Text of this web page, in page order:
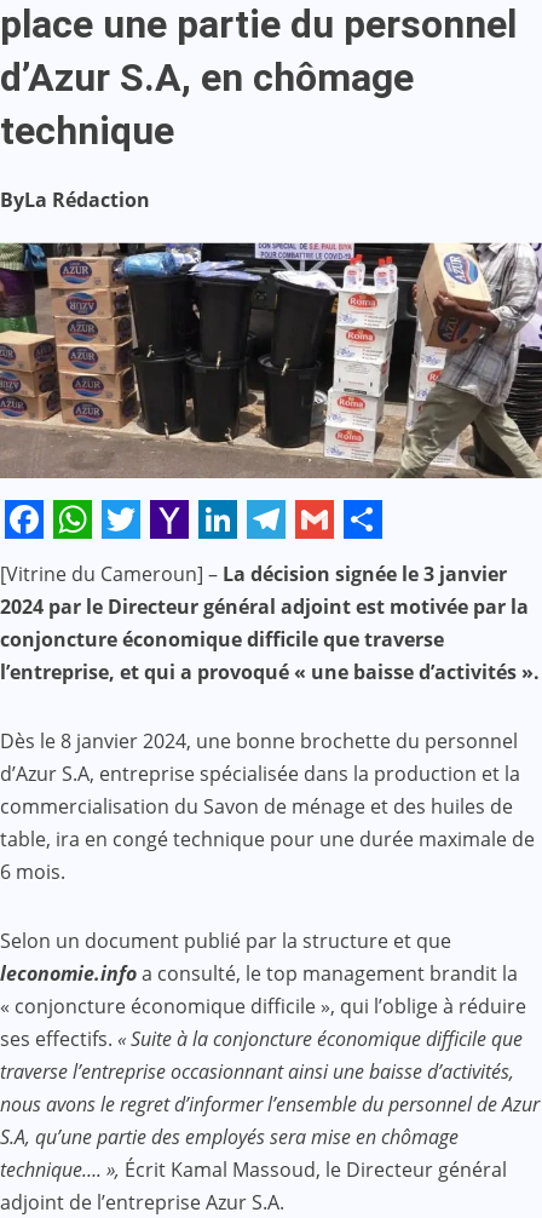
place une partie du personnel
d’Azur S.A, en chômage
technique
ByLa Rédaction
Facebook
WhatsApp
Twitter
Yahoo
Mail
LinkedIn
Telegram
GmailShare
[Vitrine du Cameroun] – La décision signée le 3 janvier
2024 par le Directeur général adjoint est motivée par la
conjoncture économique difficile que traverse
l’entreprise, et qui a provoqué « une baisse d’activités ».
Dès le 8 janvier 2024, une bonne brochette du personnel
d’Azur S.A, entreprise spécialisée dans la production et la
commercialisation du Savon de ménage et des huiles de
table, ira en congé technique pour une durée maximale de
6 mois.
Selon un document publié par la structure et que
leconomie.infoa consulté, le top management brandit la
« conjoncture économique difficile », qui l’oblige à réduire
ses effectifs. « Suite à la conjoncture économique difficile que
traverse l’entreprise occasionnant ainsi une baisse d’activités,
nous avons le regret d’informer l’ensemble du personnel de Azur
S.A, qu’une partie des employés sera mise en chômage
technique…. », Écrit Kamal Massoud, le Directeur général
adjoint de l’entreprise Azur S.A.